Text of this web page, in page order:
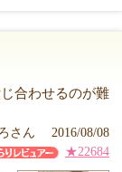
合わせるのが難
さん 2016/08/08
★22684